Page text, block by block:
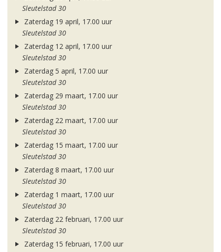
Sleutelstad 30
Zaterdag 19 april, 17.00 uur
Sleutelstad 30
Zaterdag 12 april, 17.00 uur
Sleutelstad 30
Zaterdag 5 april, 17.00 uur
Sleutelstad 30
Zaterdag 29 maart, 17.00 uur
Sleutelstad 30
Zaterdag 22 maart, 17.00 uur
Sleutelstad 30
Zaterdag 15 maart, 17.00 uur
Sleutelstad 30
Zaterdag 8 maart, 17.00 uur
Sleutelstad 30
Zaterdag 1 maart, 17.00 uur
Sleutelstad 30
Zaterdag 22 februari, 17.00 uur
Sleutelstad 30
Zaterdag 15 februari, 17.00 uur